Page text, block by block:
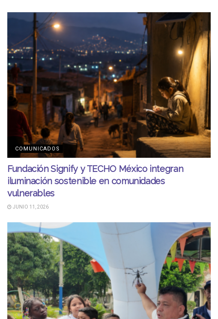
COMUNICADOS
Fundación Signify y TECHO México integran
iluminación sostenible en comunidades
vulnerables
JUNIO 11, 2026